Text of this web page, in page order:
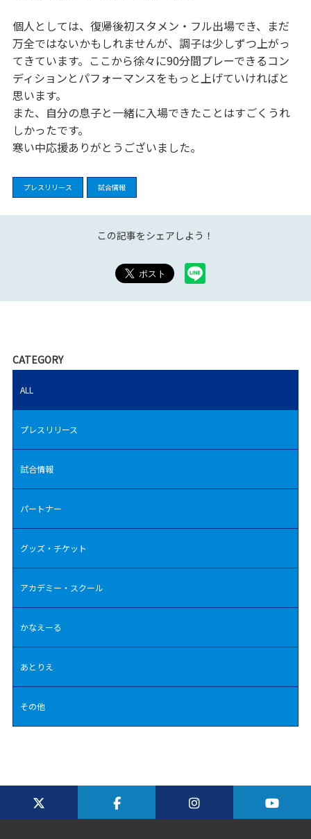
個人としては、復帰後初スタメン・フル出場でき、まだ
万全ではないかもしれませんが、調子は少しずつ上がっ
てきています。ここから徐々に90分間プレーできるコン
ディションとパフォーマンスをもっと上げていければと
思います。
また、自分の息子と一緒に入場できたことはすごくうれ
しかったです。
寒い中応援ありがとうございました。
プレスリリース 試合情報
この記事をシェアしよう！
CATEGORY
ALL
プレスリリース
試合情報
パートナー
グッズ・チケット
アカデミー・スクール
かなえーる
あとりえ
その他